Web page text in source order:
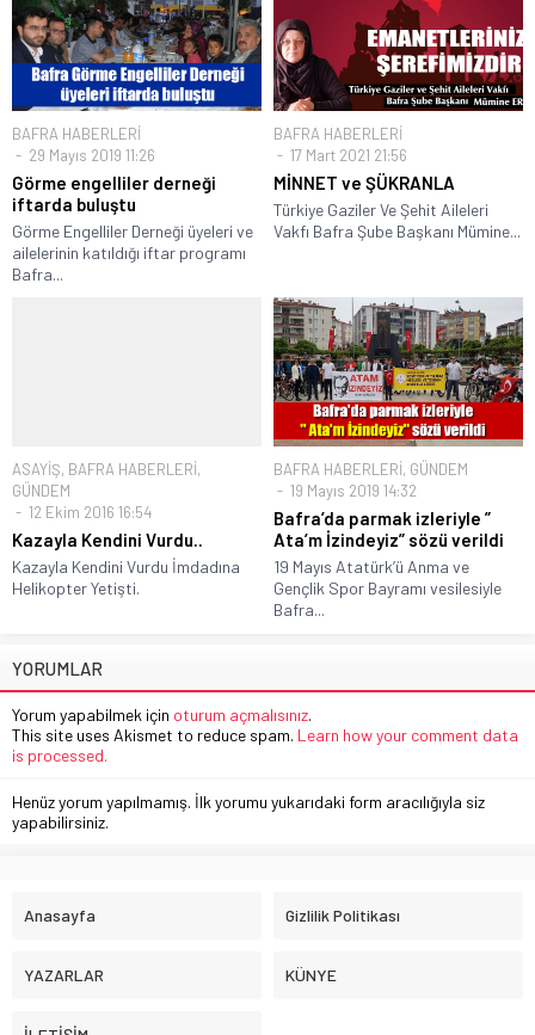
BAFRA HABERLERİ
29 Mayıs 2019 11:26
Görme engelliler derneği
iftarda buluştu
Görme Engelliler Derneği üyeleri ve
ailelerinin katıldığı iftar programı
Bafra...
BAFRA HABERLERİ
17 Mart 2021 21:56
MİNNET ve ŞÜKRANLA
Türkiye Gaziler Ve Şehit Aileleri
Vakfı Bafra Şube Başkanı Mümine...
ASAYİŞ, BAFRA HABERLERİ,
GÜNDEM
12 Ekim 2016 16:54
Kazayla Kendini Vurdu..
Kazayla Kendini Vurdu İmdadına
Helikopter Yetişti.
BAFRA HABERLERİ, GÜNDEM
19 Mayıs 2019 14:32
Bafra’da parmak izleriyle ”
Ata’m İzindeyiz” sözü verildi
19 Mayıs Atatürk’ü Anma ve
Gençlik Spor Bayramı vesilesiyle
Bafra...
YORUMLAR
Yorum yapabilmek için oturum açmalısınız.
This site uses Akismet to reduce spam. Learn how your comment data
is processed.
Henüz yorum yapılmamış. İlk yorumu yukarıdaki form aracılığıyla siz
yapabilirsiniz.
Anasayfa Gizlilik Politikası
YAZARLAR KÜNYE